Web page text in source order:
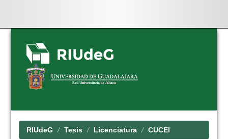
Skip
navigation
RIUdeG Tesis Licenciatura CUCEI